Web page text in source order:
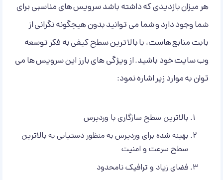
هر میزان بازدیدی که داشته باشد سرویس های مناسبی برای
شما وجود دارد و شما می توانید بدون هیچگونه نگرانی از
بابت منابع هاست، با بالاترین سطح کیفی به فکر توسعه
وب سایت خود باشید. از ویژگی های بارز این سرویس ها می
توان به موارد زیر اشاره نمود:
بالاترین سطح سازگاری با وردپرس
بهینه شده برای وردپرس به منظور دستیابی به بالاترین
سطح سرعت و امنیت
فضای زیاد و ترافیک نامحدود